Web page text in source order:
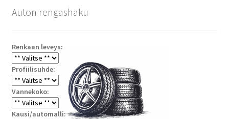
Auton rengashaku
Renkaan leveys:
Profiilisuhde:
Vannekoko:
Kausi/automalli: